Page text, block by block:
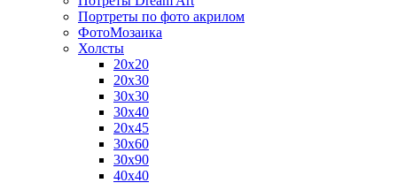
Портреты по фото акрилом
ФотоМозаика
Холсты
20х20
20х30
30х30
30х40
20х45
30х60
30х90
40х40